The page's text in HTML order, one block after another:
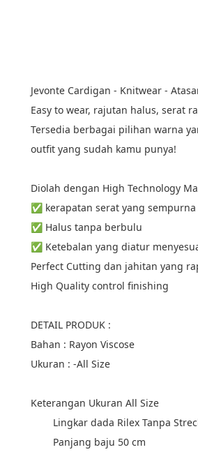
Jevonte Cardigan - Knitwear -
Easy to wear, rajutan halus, serat
Tersedia berbagai pilihan warna
outfit yang sudah kamu punya!
Diolah dengan High Technology
✅ kerapatan serat yang sempurna
✅ Halus tanpa berbulu
✅ Ketebalan yang diatur
Perfect Cutting dan jahitan yang
High Quality control finishing
DETAIL PRODUK :
Bahan : Rayon Viscose
Ukuran : -All Size
Keterangan Ukuran All Size
Lingkar dada Rilex Tanpa
Panjang baju 50 cm